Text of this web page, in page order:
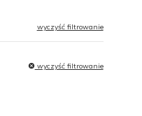
wyczyść filtrowanie
wyczyść filtrowanie